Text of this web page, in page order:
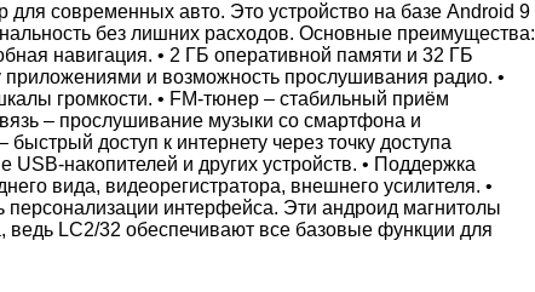
современных авто. Это устройство на базе Android 9
без лишних расходов. Основные преимущества:
навигация. • 2 ГБ оперативной памяти и 32 ГБ
и возможность прослушивания радио. •
громкости. • FM-тюнер – стабильный приём
– прослушивание музыки со смартфона и
доступ к интернету через точку доступа
накопителей и других устройств. • Поддержка
вида, видеорегистратора, внешнего усилителя. •
интерфейса. Эти андроид магнитолы
ведь LC2/32 обеспечивают все базовые функции для